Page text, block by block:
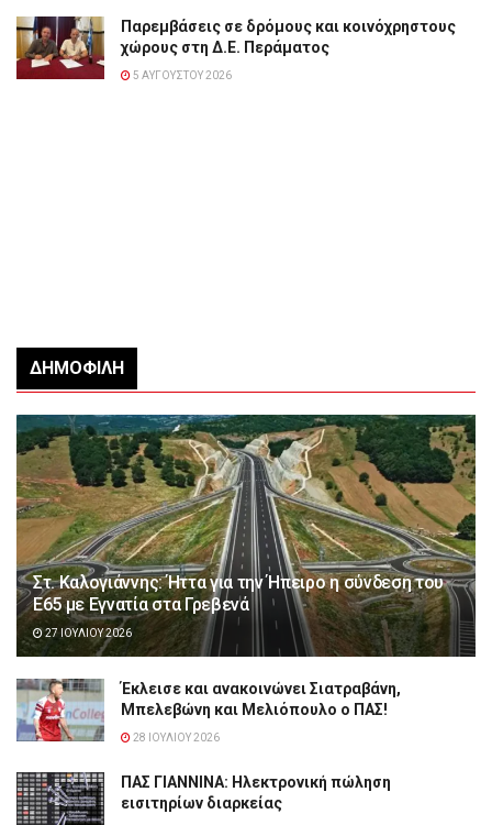
Παρεμβάσεις σε δρόμους και κοινόχρηστους
χώρους στη Δ.Ε. Περάματος
5 ΑΥΓΟΎΣΤΟΥ 2026
ΔΗΜΟΦΙΛΉ
Στ. Καλογιάννης: Ήττα για την Ήπειρο η σύνδεση του
Ε65 με Εγνατία στα Γρεβενά
27 ΙΟΥΛΊΟΥ 2026
Έκλεισε και ανακοινώνει Σιατραβάνη,
Μπελεβώνη και Μελιόπουλο ο ΠΑΣ!
28 ΙΟΥΛΊΟΥ 2026
ΠΑΣ ΓΙΑΝΝΙΝΑ: Hλεκτρονική πώληση
εισιτηρίων διαρκείας